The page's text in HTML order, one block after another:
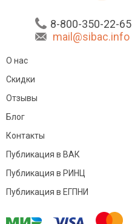
8-800-350-22-65
mail@sibac.info
О нас
Скидки
Отзывы
Блог
Контакты
Публикация в ВАК
Публикация в РИНЦ
Публикация в ЕГПНИ